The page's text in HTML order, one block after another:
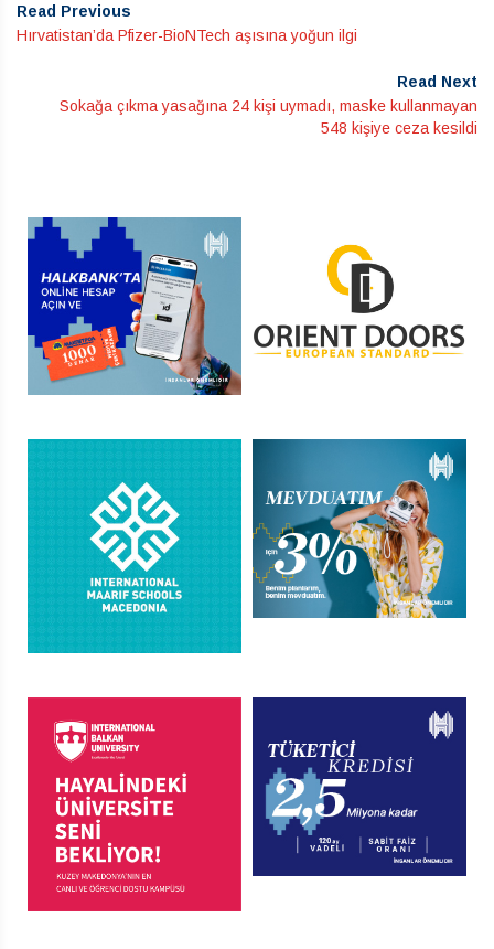
Read Previous
Hırvatistan’da Pfizer-BioNTech aşısına yoğun ilgi
Read Next
Sokağa çıkma yasağına 24 kişi uymadı, maske kullanmayan
548 kişiye ceza kesildi